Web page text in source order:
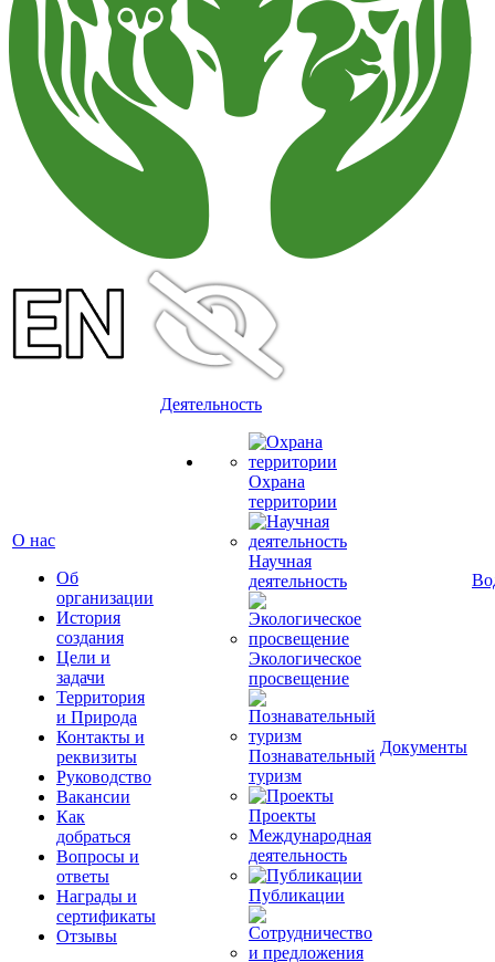
О нас
Об
организации
История
создания
Цели и
задачи
Территория
и Природа
Контакты и
реквизиты
Руководство
Вакансии
Как
добраться
Вопросы и
ответы
Награды и
сертификаты
Отзывы
Деятельность
Охрана
территории
Научная
деятельность
Экологическое
просвещение
Познавательный
туризм
Проекты
Международная
деятельность
Публикации
Документы